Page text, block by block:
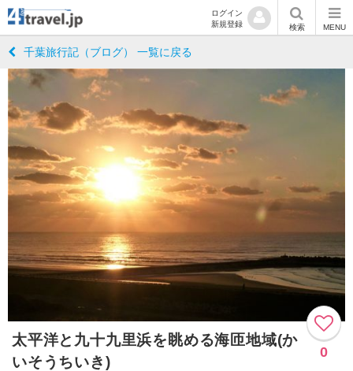
ログイン
新規登録
検索 MENU
千葉旅行記（ブログ） 一覧に戻る
太平洋と九十九里浜を眺める海匝地域(か
いそうちいき)
0